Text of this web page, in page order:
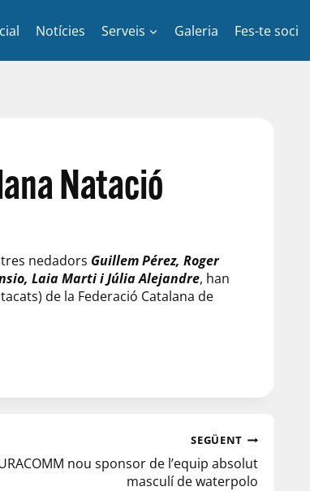
Notícies Serveis Galeria Fes-te soci
Natació
nedadors Guillem Pérez, Roger
Laia Marti i Júlia Alejandre, han
de la Federació Catalana de
SEGÜENT
nou sponsor de l’equip absolut
masculí de waterpolo